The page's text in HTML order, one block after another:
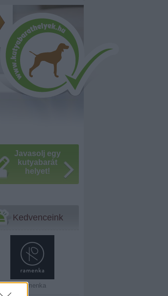
Javasolj egy
kutyabarát
helyet!
Kedvenceink
Ramenka